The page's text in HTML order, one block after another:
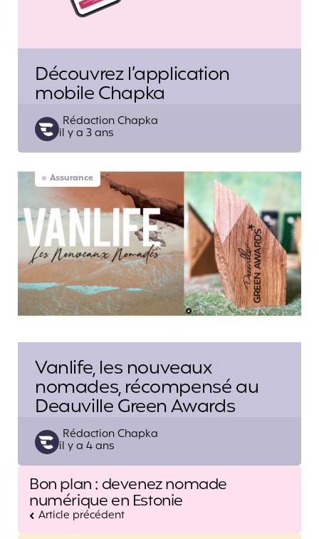
Découvrez l’application
mobile Chapka
Posted
by
Rédaction Chapka
il y a 3 ans
Assurance
Vanlife, les nouveaux
nomades, récompensé au
Deauville Green Awards
Posted
by
Rédaction Chapka
il y a 4 ans
Post
navigation
Bon plan : devenez nomade
numérique en Estonie
Article précédent